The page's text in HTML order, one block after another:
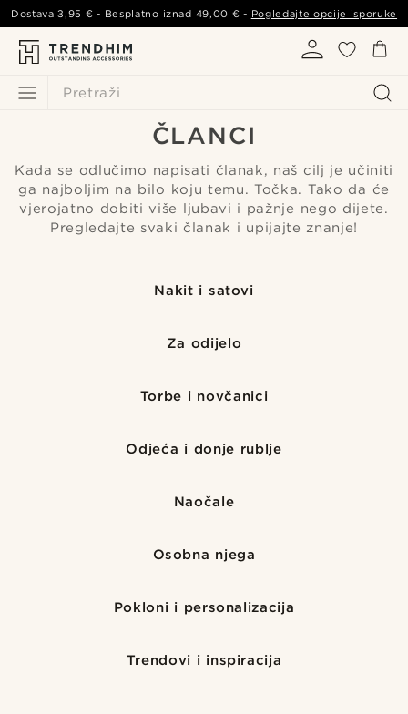
Pretraži
Dostava3,95 € - Besplatno iznad 49,00 € - Pogledajte opcije isporuke
ČLANCI
Kada se odlučimo napisati članak, naš cilj je učiniti
ga najboljim na bilo koju temu. Točka. Tako da će
vjerojatno dobiti više ljubavi i pažnje nego dijete.
Pregledajte svaki članak i upijajte znanje!
Nakit i satovi
Za odijelo
Torbe i novčanici
Odjeća i donje rublje
Naočale
Osobna njega
Pokloni i personalizacija
Trendovi i inspiracija